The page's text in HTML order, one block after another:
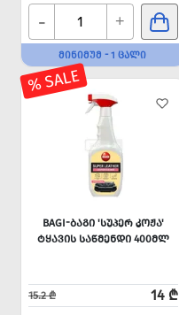
- +
ᲛᲘᲜᲘᲛᲣᲛ - 1 ᲪᲐᲚᲘ
% SALE
BAGI-ᲑᲐᲒᲘ 'ᲡᲣᲞᲔᲠ ᲙᲝᲟᲐ'
ᲢᲧᲐᲕᲘᲡ ᲡᲐᲬᲛᲔᲜᲓᲘ 400ᲛᲚ
15.2 ₾ 14 ₾